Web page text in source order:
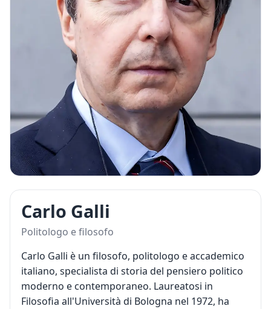
Carlo Galli
Politologo e filosofo
Carlo Galli è un filosofo, politologo e accademico
italiano, specialista di storia del pensiero politico
moderno e contemporaneo. Laureatosi in
Filosofia all'Università di Bologna nel 1972, ha